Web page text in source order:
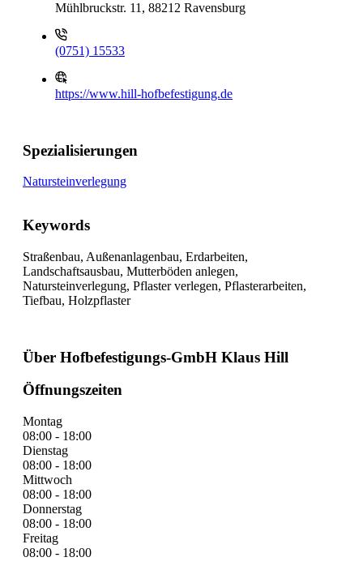
Mühlbruckstr. 11, 88212 Ravensburg
(0751) 15533
https://www.hill-hofbefestigung.de
Spezialisierungen
Natursteinverlegung
Keywords
Straßenbau, Außenanlagenbau, Erdarbeiten,
Landschaftsausbau, Mutterböden anlegen,
Natursteinverlegung, Pflaster verlegen, Pflasterarbeiten,
Tiefbau, Holzpflaster
Über Hofbefestigungs-GmbH Klaus Hill
Öffnungszeiten
Montag
08:00 - 18:00
Dienstag
08:00 - 18:00
Mittwoch
08:00 - 18:00
Donnerstag
08:00 - 18:00
Freitag
08:00 - 18:00